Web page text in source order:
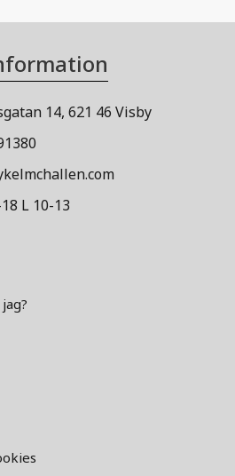
14, 621 46 Visby
L 10-13